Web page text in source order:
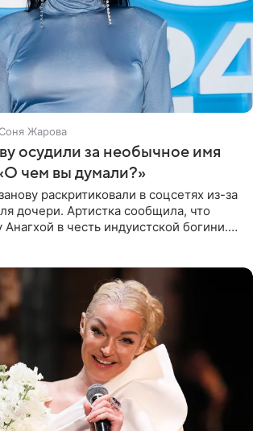
Соня Жарова
осудили за необычное имя
чем вы думали?»
раскритиковали в соцсетях из-за
дочери. Артистка сообщила, что
Анагхой в честь индуистской богини.